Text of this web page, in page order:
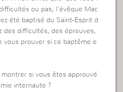
ou pas, l’évêque Mac
été baptisé du Saint-Esprit d
des difficultés, des épreuves,
vous prouver si ce baptême e
si vous êtes approuvé
internaute ?